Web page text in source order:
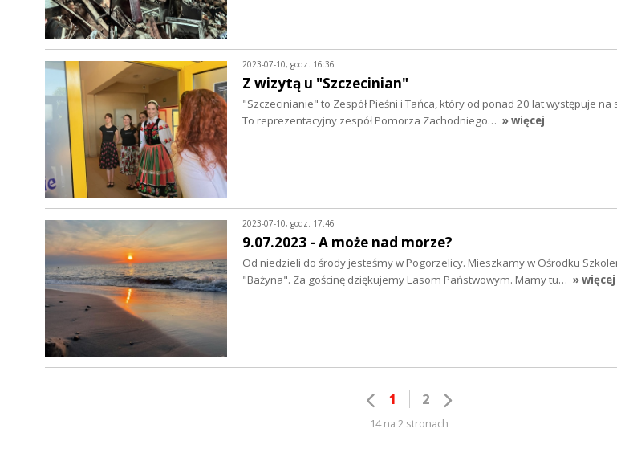
2023-07-10, godz. 16:36
Z wizytą u "Szczecinian"
"Szczecinianie" to Zespół Pieśni i Tańca, który od ponad 20 lat występuje na
To reprezentacyjny zespół Pomorza Zachodniego… » więcej
2023-07-10, godz. 17:46
9.07.2023 - A może nad morze?
Od niedzieli do środy jesteśmy w Pogorzelicy. Mieszkamy w Ośrodku
"Bażyna". Za gościnę dziękujemy Lasom Państwowym. Mamy tu… » więcej
1 2
14 na 2 stronach